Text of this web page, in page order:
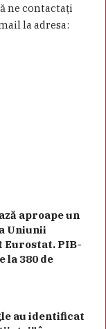
ne contactaţi
la adresa:
aproape un
Uniunii
Eurostat. PIB-
la 380 de
au identificat